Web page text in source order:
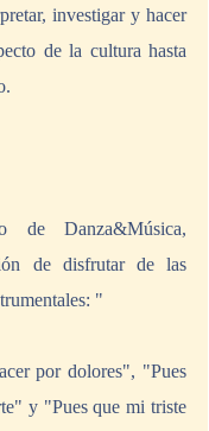
investigar y hacer
de la cultura hasta
de Danza&Música,
de disfrutar de las
"
por dolores", "Pues
y "Pues que mi triste